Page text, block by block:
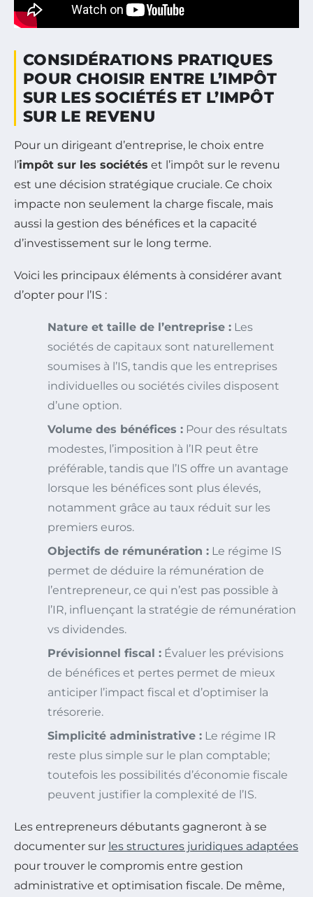
CONSIDÉRATIONS PRATIQUES
POUR CHOISIR ENTRE L’IMPÔT
SUR LES SOCIÉTÉS ET L’IMPÔT
SUR LE REVENU
Pour un dirigeant d’entreprise, le choix entre
l’impôt sur les sociétés et l’impôt sur le revenu
est une décision stratégique cruciale. Ce choix
impacte non seulement la charge fiscale, mais
aussi la gestion des bénéfices et la capacité
d’investissement sur le long terme.
Voici les principaux éléments à considérer avant
d’opter pour l’IS :
Nature et taille de l’entreprise : Les
sociétés de capitaux sont naturellement
soumises à l’IS, tandis que les entreprises
individuelles ou sociétés civiles disposent
d’une option.
Volume des bénéfices : Pour des résultats
modestes, l’imposition à l’IR peut être
préférable, tandis que l’IS offre un avantage
lorsque les bénéfices sont plus élevés,
notamment grâce au taux réduit sur les
premiers euros.
Objectifs de rémunération : Le régime IS
permet de déduire la rémunération de
l’entrepreneur, ce qui n’est pas possible à
l’IR, influençant la stratégie de rémunération
vs dividendes.
Prévisionnel fiscal : Évaluer les prévisions
de bénéfices et pertes permet de mieux
anticiper l’impact fiscal et d’optimiser la
trésorerie.
Simplicité administrative : Le régime IR
reste plus simple sur le plan comptable;
toutefois les possibilités d’économie fiscale
peuvent justifier la complexité de l’IS.
Les entrepreneurs débutants gagneront à se
documenter sur les structures juridiques adaptées
pour trouver le compromis entre gestion
administrative et optimisation fiscale. De même,